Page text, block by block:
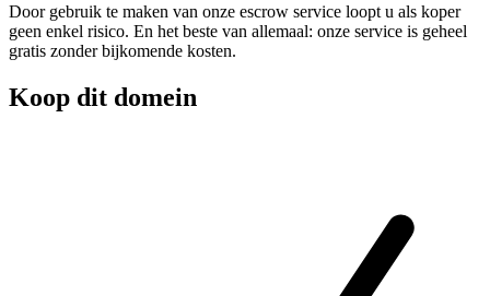
Door gebruik te maken van onze escrow service loopt u als koper
geen enkel risico. En het beste van allemaal: onze service is geheel
gratis zonder bijkomende kosten.
Koop dit domein